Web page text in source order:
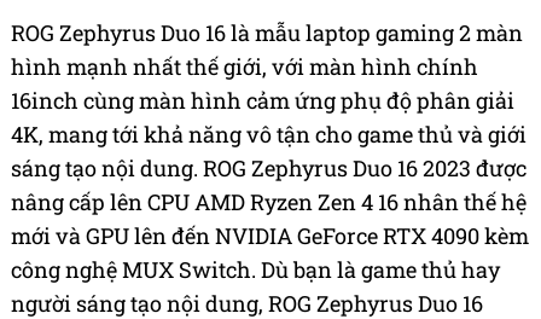
ROG Zephyrus Duo 16 là mẫu laptop gaming 2 màn
hình mạnh nhất thế giới, với màn hình chính
16inch cùng màn hình cảm ứng phụ độ phân giải
4K, mang tới khả năng vô tận cho game thủ và giới
sáng tạo nội dung. ROG Zephyrus Duo 16 2023 được
nâng cấp lên CPU AMD Ryzen Zen 4 16 nhân thế hệ
mới và GPU lên đến NVIDIA GeForce RTX 4090 kèm
công nghệ MUX Switch. Dù bạn là game thủ hay
người sáng tạo nội dung, ROG Zephyrus Duo 16